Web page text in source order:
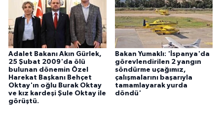
Adalet Bakanı Akın Gürlek,
25 Şubat 2009'da ölü
bulunan dönemin Özel
Harekat Başkanı Behçet
Oktay'ın oğlu Burak Oktay
ve kız kardeşi Şule Oktay ile
görüştü.
Bakan Yumaklı: 'İspanya'da
görevlendirilen 2 yangın
söndürme uçağımız,
çalışmalarını başarıyla
tamamlayarak yurda
döndü'